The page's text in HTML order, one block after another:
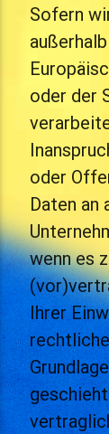
Sofern
oder der
oder
Daten an
wenn es
Ihrer